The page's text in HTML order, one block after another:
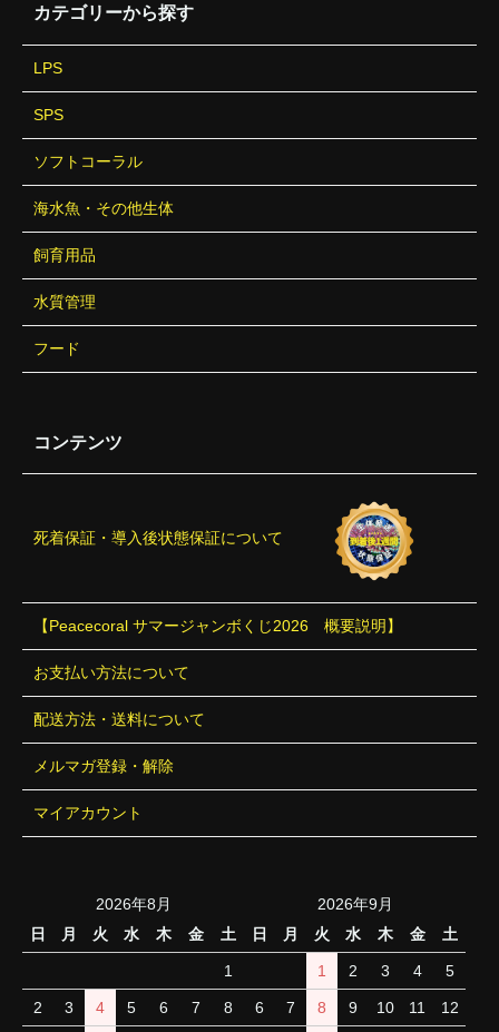
カテゴリーから探す
LPS
SPS
ソフトコーラル
海水魚・その他生体
飼育用品
水質管理
フード
コンテンツ
死着保証・導入後状態保証について
【Peacecoral サマージャンボくじ2026 概要説明】
お支払い方法について
配送方法・送料について
メルマガ登録・解除
マイアカウント
2026年8月
日
月 火 水 木 金 土
1
2 3 4 5 6 7 8
2026年9月
日
月 火 水 木 金 土
1 2 3 4 5
6 7 8 9 10 11 12